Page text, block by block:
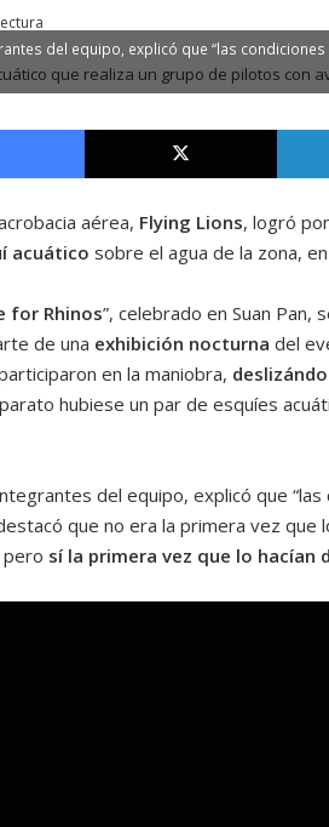
del equipo, explicó que “las
Facebook X
aérea, Flying Lions, logró
acuático sobre el agua de la zona, en
for Rhinos”, celebrado en Suan Pan,
de una exhibición nocturna del
en la maniobra,
hubiese un par de esquíes
del equipo, explicó que
que no era la primera vez que
pero sí la primera vez que lo hacían